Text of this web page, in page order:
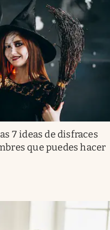
7 ideas de disfraces
que puedes hacer